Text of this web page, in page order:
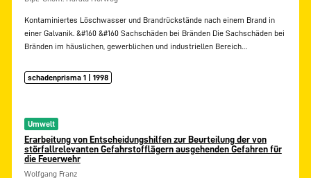
Kontaminiertes Löschwasser und Brandrückstände nach einem Brand in
einer Galvanik. &#160 &#160 Sachschäden bei Bränden Die Sachschäden bei
Bränden im häuslichen, gewerblichen und industriellen Bereich…
schadenprisma 1 | 1998
Umwelt
Erarbeitung von Entscheidungshilfen zur Beurteilung der von
störfallrelevanten Gefahrstofflägern ausgehenden Gefahren für
die Feuerwehr
Wolfgang Franz